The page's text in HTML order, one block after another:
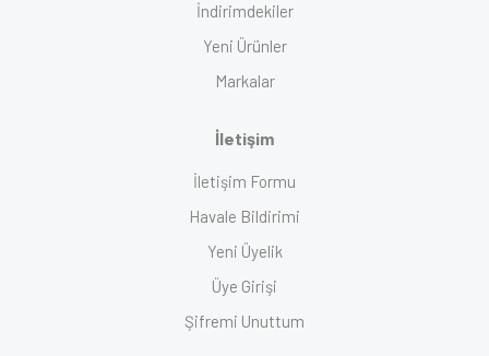
İndirimdekiler
Yeni Ürünler
Markalar
İletişim
İletişim Formu
Havale Bildirimi
Yeni Üyelik
Üye Girişi
Şifremi Unuttum